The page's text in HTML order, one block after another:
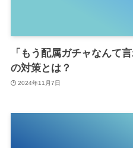
「もう配属ガチャなんて
の対策とは？
2024年11月7日